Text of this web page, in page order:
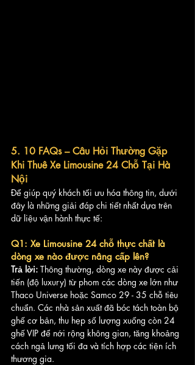
5. 10 FAQs – Câu Hỏi Thường Gặp
Khi Thuê Xe Limousine 24 Chỗ Tại Hà
Nội
Để giúp quý khách tối ưu hóa thông tin, dưới
đây là những giải đáp chi tiết nhất dựa trên
dữ liệu vận hành thực tế:
Q1: Xe Limousine 24 chỗ thực chất là
dòng xe nào được nâng cấp lên?
Trả lời: Thông thường, dòng xe này được cải
tiến (độ luxury) từ phom các dòng xe lớn như
Thaco Universe hoặc Samco 29 - 35 chỗ tiêu
chuẩn. Các nhà sản xuất đã bóc tách toàn bộ
ghế cơ bản, thu hẹp số lượng xuống còn 24
ghế VIP để nới rộng không gian, tăng khoảng
cách ngả lưng tối đa và tích hợp các tiện ích
thương gia.